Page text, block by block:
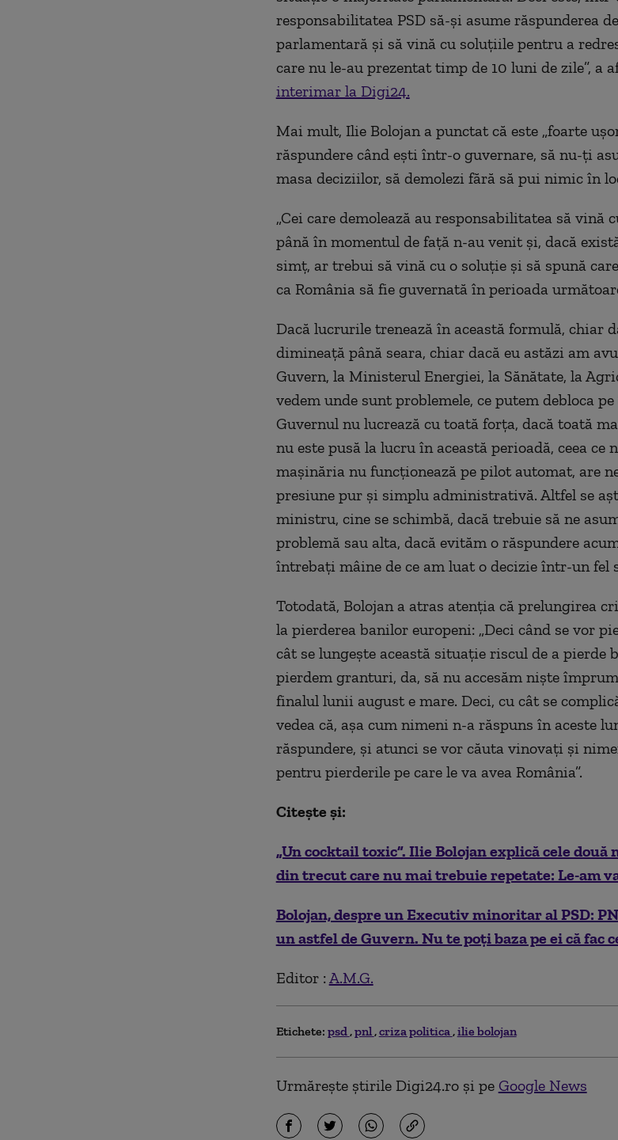
responsabilitatea PSD să-și asume răspunderea
parlamentară și să vină cu soluțiile pentru a
care nu le-au prezentat timp de 10 luni de zile”, a
interimar la Digi24.
Mai mult, Ilie Bolojan a punctat că este „foarte
răspundere când ești într-o guvernare, să nu-ți
masa deciziilor, să demolezi fără să pui nimic în
„Cei care demolează au responsabilitatea să vină
până în momentul de față n-au venit și, dacă
simț, ar trebui să vină cu o soluție și să spună
ca România să fie guvernată în perioada
Dacă lucrurile trenează în această formulă, chiar
dimineață până seara, chiar dacă eu astăzi am
Guvern, la Ministerul Energiei, la Sănătate, la
vedem unde sunt problemele, ce putem debloca
Guvernul nu lucrează cu toată forța, dacă toată
nu este pusă la lucru în această perioadă, ceea ce
mașinăria nu funcționează pe pilot automat, are
presiune pur și simplu administrativă. Altfel se
ministru, cine se schimbă, dacă trebuie să ne
problemă sau alta, dacă evităm o răspundere
întrebați mâine de ce am luat o decizie într-un fel
Totodată, Bolojan a atras atenția că prelungirea
la pierderea banilor europeni: „Deci când se vor
cât se lungește această situație riscul de a pierde
pierdem granturi, da, să nu accesăm niște
finalul lunii august e mare. Deci, cu cât se
vedea că, așa cum nimeni n-a răspuns în aceste
răspundere, și atunci se vor căuta vinovați și
pentru pierderile pe care le va avea România”.
Citește și:
„Un cocktail toxic”. Ilie Bolojan explică cele două
din trecut care nu mai trebuie repetate: Le-am
Bolojan, despre un Executiv minoritar al PSD:
un astfel de Guvern. Nu te poți baza pe ei că fac
Editor : A.M.G.
Etichete: psd pnl criza politica ilie bolojan
Urmărește știrile Digi24.ro și pe Google News